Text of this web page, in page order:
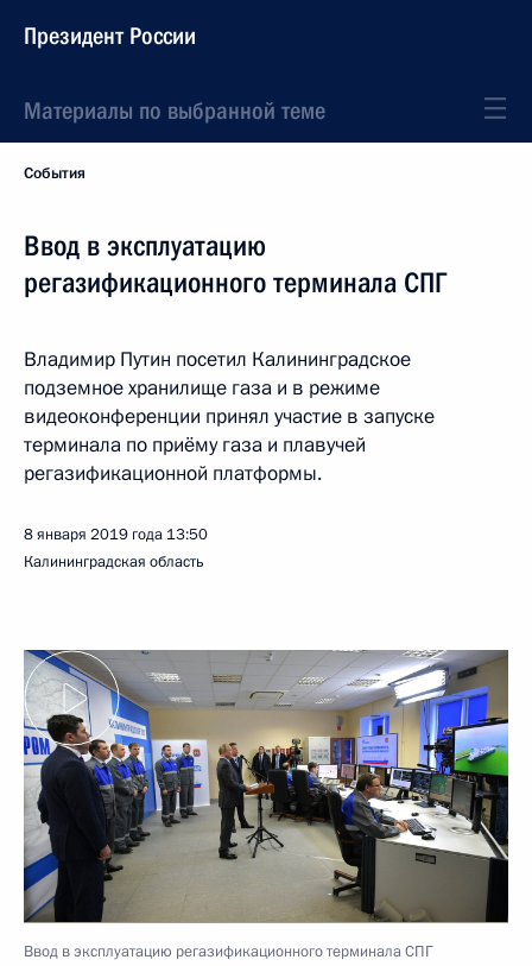
Президент России
Материалы по выбранной теме
События
Ввод в эксплуатацию
регазификационного терминала СПГ
Владимир Путин посетил Калининградское
подземное хранилище газа и в режиме
видеоконференции принял участие в запуске
терминала по приёму газа и плавучей
регазификационной платформы.
8 января 2019 года 13:50
Калининградская область
Ввод в эксплуатацию регазификационного терминала СПГ